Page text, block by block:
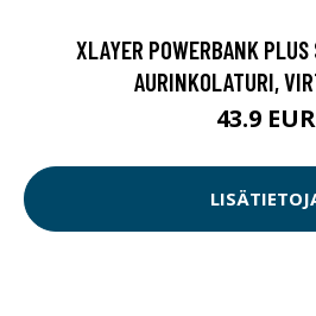
XLAYER POWERBANK
AURINKOLATURI,
43.9 EUR